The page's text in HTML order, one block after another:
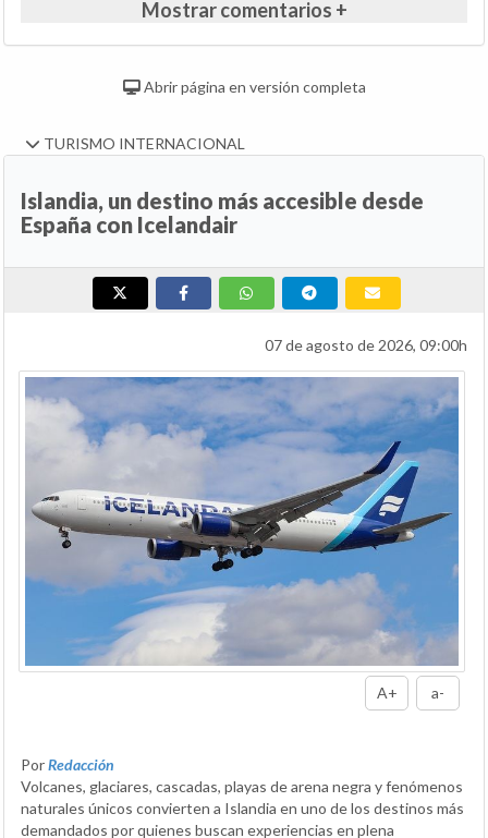
Mostrar comentarios +
Abrir página en versión completa
TURISMO INTERNACIONAL
Islandia, un destino más accesible desde
España con Icelandair
07 de agosto de 2026, 09:00h
A+ a-
PorRedacción
Volcanes, glaciares, cascadas, playas de arena negra y fenómenos
naturales únicos convierten a Islandia en uno de los destinos más
demandados por quienes buscan experiencias en plena